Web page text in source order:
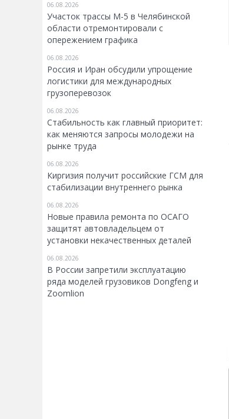
06.08.2026
Участок трассы М-5 в Челябинской
области отремонтировали с
опережением графика
06.08.2026
Россия и Иран обсудили упрощение
логистики для международных
грузоперевозок
06.08.2026
Стабильность как главный приоритет:
как меняются запросы молодежи на
рынке труда
06.08.2026
Киргизия получит российские ГСМ для
стабилизации внутреннего рынка
06.08.2026
Новые правила ремонта по ОСАГО
защитят автовладельцем от
установки некачественных деталей
06.08.2026
В России запретили эксплуатацию
ряда моделей грузовиков Dongfeng и
Zoomlion